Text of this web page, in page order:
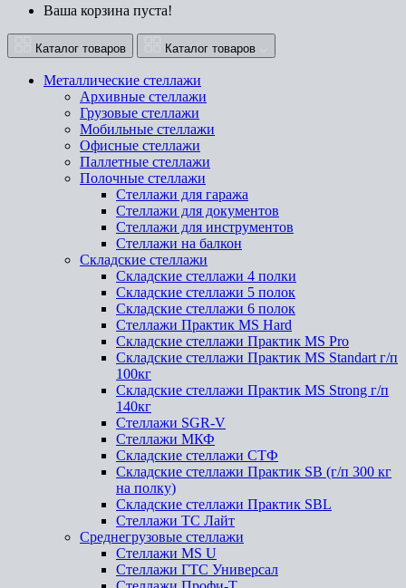
Ваша корзина пуста!
Каталог товаров Каталог товаров
Металлические стеллажи
Архивные стеллажи
Грузовые стеллажи
Мобильные стеллажи
Офисные стеллажи
Паллетные стеллажи
Полочные стеллажи
Стеллажи для гаража
Стеллажи для документов
Стеллажи для инструментов
Стеллажи на балкон
Складские стеллажи
Складские стеллажи 4 полки
Складские стеллажи 5 полок
Складские стеллажи 6 полок
Стеллажи Практик MS Hard
Складские стеллажи Практик MS Pro
Складские стеллажи Практик MS Standart г/п
100кг
Складские стеллажи Практик MS Strong г/п
140кг
Стеллажи SGR-V
Стеллажи МКФ
Складские стеллажи СТФ
Складские стеллажи Практик SB (г/п 300 кг
на полку)
Складские стеллажи Практик SBL
Стеллажи ТС Лайт
Среднегрузовые стеллажи
Стеллажи MS U
Стеллажи ГТС Универсал